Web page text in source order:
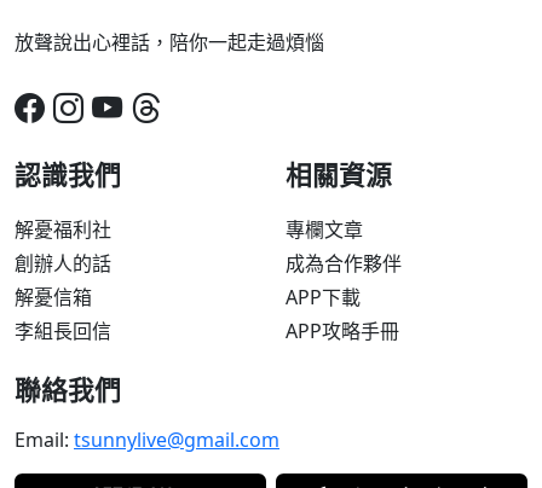
放聲說出心裡話，陪你一起走過煩惱
認識我們
解憂福利社
創辦人的話
解憂信箱
李組長回信
相關資源
專欄文章
成為合作夥伴
APP下載
APP攻略手冊
聯絡我們
Email: tsunnylive@gmail.com